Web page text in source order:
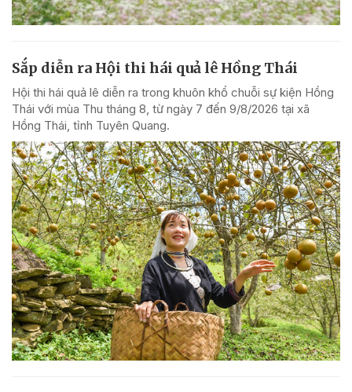
Sắp diễn ra Hội thi hái quả lê Hồng Thái
Hội thi hái quả lê diễn ra trong khuôn khổ chuỗi sự kiện Hồng
Thái với mùa Thu tháng 8, từ ngày 7 đến 9/8/2026 tại xã
Hồng Thái, tỉnh Tuyên Quang.